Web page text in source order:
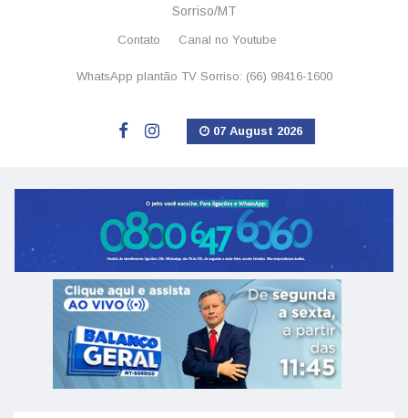
Sorriso/MT
Contato Canal no Youtube
WhatsApp plantão TV Sorriso: (66) 98416-1600
07 August 2026